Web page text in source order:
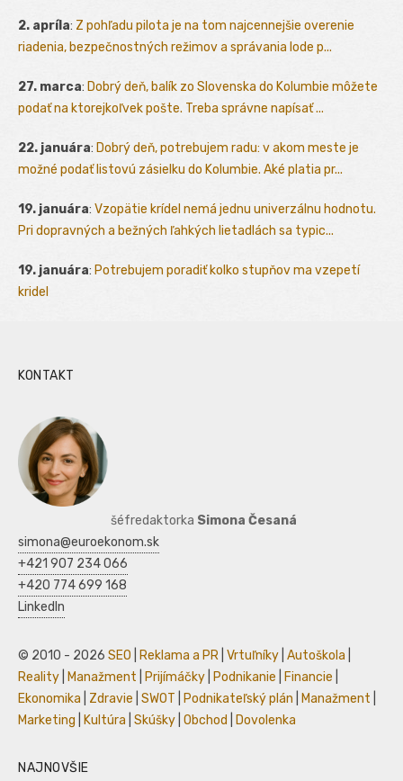
2. apríla: Z pohľadu pilota je na tom najcennejšie overenie
riadenia, bezpečnostných režimov a správania lode p...
27. marca: Dobrý deň, balík zo Slovenska do Kolumbie môžete
podať na ktorejkoľvek pošte. Treba správne napísať ...
22. januára: Dobrý deň, potrebujem radu: v akom meste je
možné podať listovú zásielku do Kolumbie. Aké platia pr...
19. januára: Vzopätie krídel nemá jednu univerzálnu hodnotu.
Pri dopravných a bežných ľahkých lietadlách sa typic...
19. januára: Potrebujem poradiť kolko stupňov ma vzepetí
kridel
KONTAKT
šéfredaktorka Simona Česaná
simona@euroekonom.sk
+421 907 234 066
+420 774 699 168
LinkedIn
© 2010 - 2026 SEO Reklama a PR Vrtuľníky Autoškola
Reality
Manažment Prijímáčky Podnikanie Financie
Ekonomika
Zdravie SWOT Podnikateľský plán Manažment
Marketing
Kultúra Skúšky Obchod Dovolenka
NAJNOVŠIE